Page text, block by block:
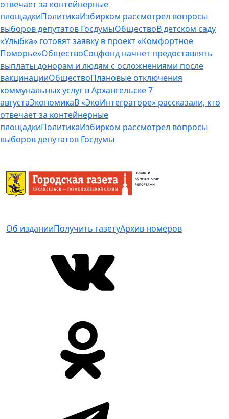
отвечает за контейнерные
площадкиПолитикаИзбирком рассмотрел вопросы
выборов депутатов ГосдумыОбществоВ детском саду
«Улыбка» готовят заявку в проект «Комфортное
Поморье»ОбществоСоцфонд начнет предоставлять
выплаты донорам и людям с осложнениями после
вакцинацииОбществоПлановые отключения
коммунальных услуг в Архангельске 7
августаЭкономикаВ «ЭкоИнтеграторе» рассказали, кто
отвечает за контейнерные
площадкиПолитикаИзбирком рассмотрел вопросы
выборов депутатов Госдумы
Об изданииПолучить газетуАрхив номеров